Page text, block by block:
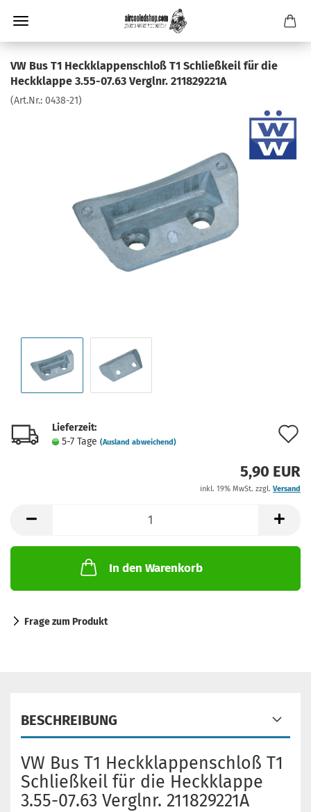
VW Bus T1 Heckklappenschloß T1 Schließkeil für die
Heckklappe 3.55-07.63 Verglnr. 211829221A
(Art.Nr.: 0438-21)
Lieferzeit:
5-7 Tage (Ausland abweichend)
5,90 EUR
inkl. 19% MwSt. zzgl. Versand
In den Warenkorb
Frage zum Produkt
BESCHREIBUNG
VW Bus T1 Heckklappenschloß T1
Schließkeil für die Heckklappe
3.55-07.63 Verglnr. 211829221A